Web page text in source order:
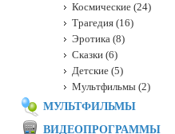
Космические (24)
Трагедия (16)
Эротика (8)
Сказки (6)
Детские (5)
Мультфильмы (2)
МУЛЬТФИЛЬМЫ
ВИДЕОПРОГРАММЫ